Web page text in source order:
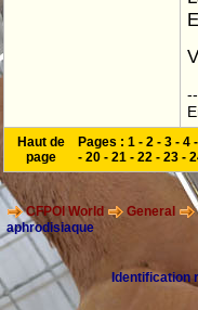
Haut de
page
Pages : 1 - 2 - 3 - 4 -
- 20 - 21 - 22 - 23 -
CFPOI World General
aphrodisiaque